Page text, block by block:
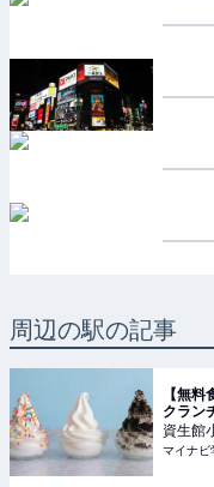
周辺の駅の記事
【無
クラン
のホテ
窓口
資生館
マイナビ